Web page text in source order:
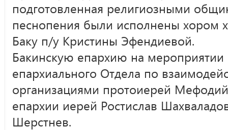
подготовленная религиозными
песнопения были исполнены хором
Баку п/у Кристины Эфендиевой.
Бакинскую епархию на мероприятии
епархиального Отдела по
организациями протоиерей
епархии иерей Ростислав
Шерстнев.